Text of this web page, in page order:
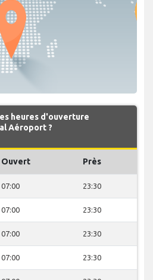
heures d'ouverture
Aéroport ?
Ouvert Près
07:00 23:30
07:00 23:30
07:00 23:30
07:00 23:30